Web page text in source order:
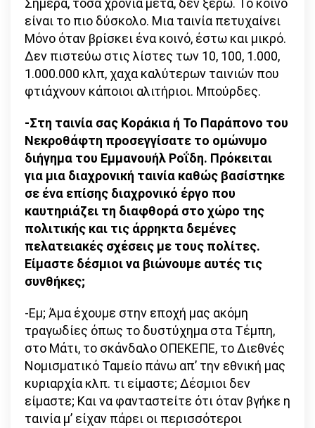
Σήμερα, τόσα χρόνια μετά, δεν ξέρω. Το κοινό
είναι το πιο δύσκολο. Μια ταινία πετυχαίνει
Μόνο όταν βρίσκει ένα κοινό, έστω και μικρό.
Δεν πιστεύω στις λίστες των 10, 100, 1.000,
1.000.000 κλπ, χαχα καλύτερων ταινιών που
φτιάχνουν κάποιοι αλιτήριοι. Μπούρδες.
-Στη ταινία σας Κοράκια ή Το Παράπονο του
Νεκροθάφτη προσεγγίσατε το ομώνυμο
διήγημα του Εμμανουήλ Ροΐδη. Πρόκειται
για μια διαχρονική ταινία καθώς βασίστηκε
σε ένα επίσης διαχρονικό έργο που
καυτηριάζει τη διαφθορά στο χώρο της
πολιτικής και τις άρρηκτα δεμένες
πελατειακές σχέσεις με τους πολίτες.
Είμαστε δέσμιοι να βιώνουμε αυτές τις
συνθήκες;
-Εμ; Άμα έχουμε στην εποχή μας ακόμη
τραγωδίες όπως το δυστύχημα στα Τέμπη,
στο Μάτι, το σκάνδαλο ΟΠΕΚΕΠΕ, το Διεθνές
Νομισματικό Ταμείο πάνω απ’ την εθνική μας
κυριαρχία κλπ. τι είμαστε; Δέσμιοι δεν
είμαστε; Και να φανταστείτε ότι όταν βγήκε η
ταινία μ’ είχαν πάρει οι περισσότεροι